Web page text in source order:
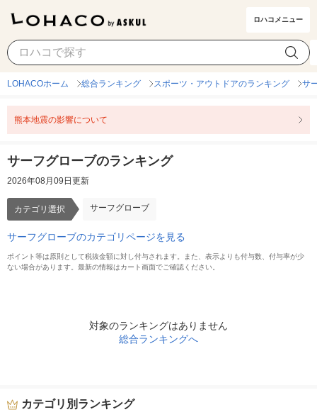
ロハコメニュー
サーフグローブ カテゴリ選択
LOHACOホーム 総合ランキング スポーツ・アウトドアのランキング サ
熊本地震の影響について
サーフグローブのランキング
2026年08月09日更新
カテゴリ選択 サーフグローブ
サーフグローブのカテゴリページを見る
ポイント等は原則として税抜金額に対し付与されます。また、表示よりも付与数、付与率が少
ない場合があります。最新の情報はカート画面でご確認ください。
対象のランキングはありません
総合ランキングへ
カテゴリ別ランキング